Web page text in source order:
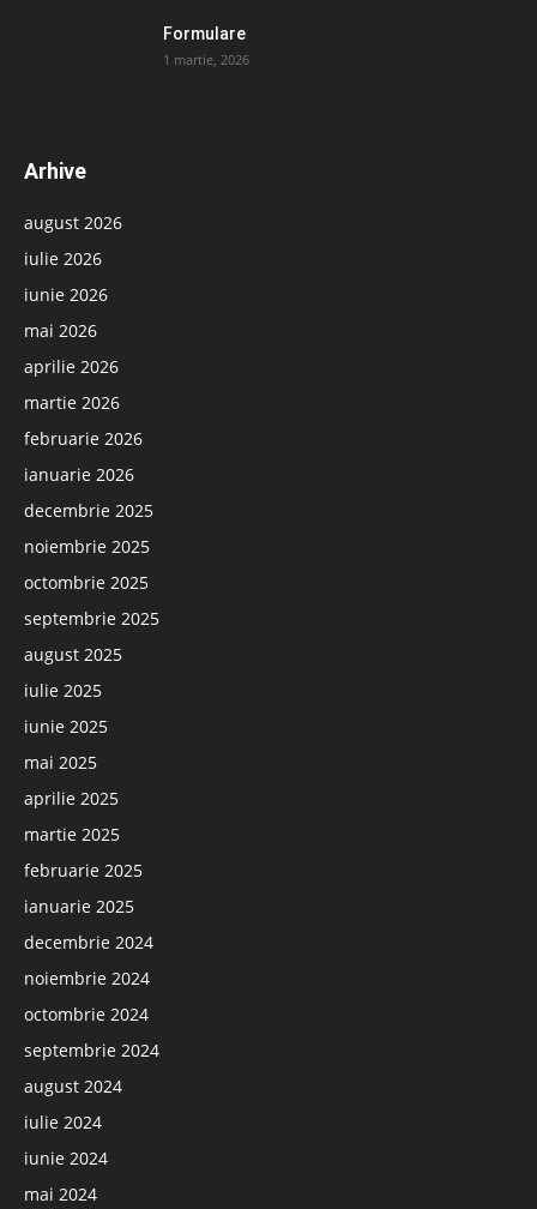
Formulare
1 martie, 2026
Arhive
august 2026
iulie 2026
iunie 2026
mai 2026
aprilie 2026
martie 2026
februarie 2026
ianuarie 2026
decembrie 2025
noiembrie 2025
octombrie 2025
septembrie 2025
august 2025
iulie 2025
iunie 2025
mai 2025
aprilie 2025
martie 2025
februarie 2025
ianuarie 2025
decembrie 2024
noiembrie 2024
octombrie 2024
septembrie 2024
august 2024
iulie 2024
iunie 2024
mai 2024